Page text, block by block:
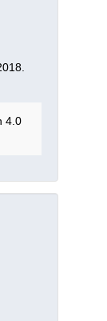
4.0